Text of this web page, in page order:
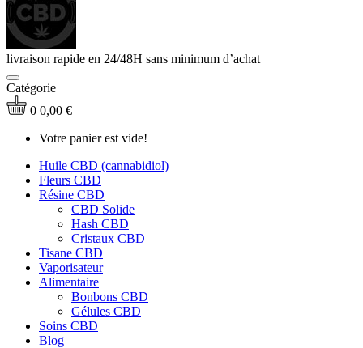
livraison rapide en 24/48H sans minimum d’achat
Catégorie
0 0,00 €
Votre panier est vide!
Huile CBD (cannabidiol)
Fleurs CBD
Résine CBD
CBD Solide
Hash CBD
Cristaux CBD
Tisane CBD
Vaporisateur
Alimentaire
Bonbons CBD
Gélules CBD
Soins CBD
Blog